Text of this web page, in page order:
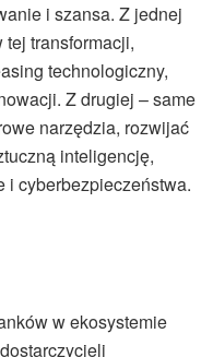
i szansa. Z jednej
transformacji,
technologiczny,
Z drugiej – same
narzędzia, rozwijać
inteligencję,
i cyberbezpieczeństwa.
w ekosystemie